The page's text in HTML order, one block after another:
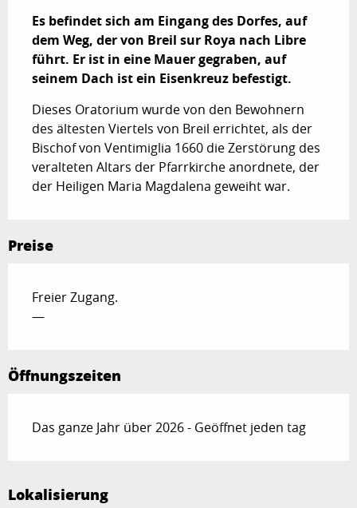
Es befindet sich am Eingang des Dorfes, auf
dem Weg, der von Breil sur Roya nach Libre
führt. Er ist in eine Mauer gegraben, auf
seinem Dach ist ein Eisenkreuz befestigt.
Dieses Oratorium wurde von den Bewohnern
des ältesten Viertels von Breil errichtet, als der
Bischof von Ventimiglia 1660 die Zerstörung des
veralteten Altars der Pfarrkirche anordnete, der
der Heiligen Maria Magdalena geweiht war.
Preise
Freier Zugang.
—
Öffnungszeiten
Das ganze Jahr über 2026 - Geöffnet jeden tag
Lokalisierung